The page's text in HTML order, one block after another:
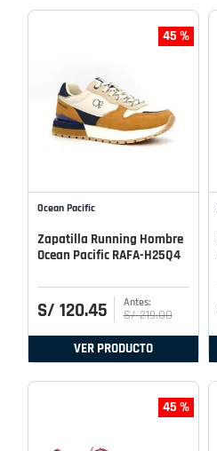
45 %
Ocean Pacific
Zapatilla Running Hombre
Ocean Pacific RAFA-H25Q4
S/ 120.45 S/ 219.00
VER PRODUCTO
45 %